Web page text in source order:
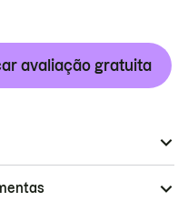
avaliação gratuita